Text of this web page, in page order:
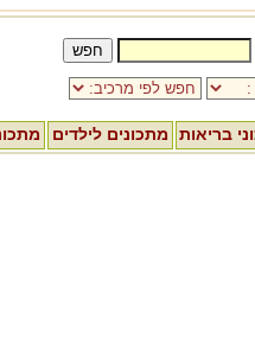
בריאות מתכונים לילדים